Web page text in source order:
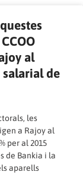
al
salarial de
les
a Rajoy al
per al 2015
de Bankia i la
aparells